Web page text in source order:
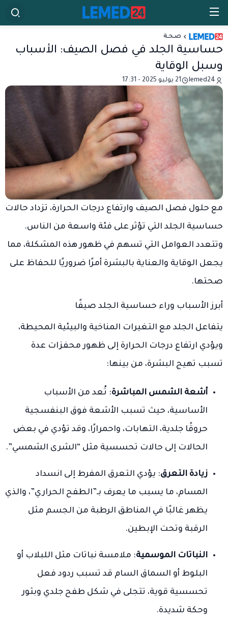
صـحـة
حساسية الجلد في فصل الصيف: الأسباب
وسبل الوقاية
lemed24 21 يوليو 2025 - 17:31
مع حلول فصل الصيف وارتفاع درجات الحرارة، تزداد حالات
حساسية الجلد التي تؤثر على فئة واسعة من الناس.
وتتعدد العوامل التي تسهم في ظهور هذه المشكلة، مما
يجعل الوقاية والعناية بالبشرة أمرًا ضروريًا للحفاظ على
صحتها.
أبرز الأسباب وراء حساسية الجلد صيفًا
يتفاعل الجلد مع التغيرات المناخية والبيئية المحيطة،
ويؤدي ارتفاع درجات الحرارة إلى ظهور محفزات عدة
تسبب تهيج البشرة، من بينها:
أشعة الشمس المباشرة: تُعد من الأسباب
الأساسية، حيث تسبب الأشعة فوق البنفسجية
حروقًا جلدية، التهابات، واحمرارًا، وقد تؤدي في بعض
الحالات إلى حالات تحسسية مثل “الشرى الشمسي”.
زيادة التعرق: يؤدي التعرق المفرط إلى انسداد
المسام، ما يسبب ما يعرف بـ”الطفح الحراري”، والذي
يظهر غالبًا في المناطق الرطبة من الجسم مثل
الرقبة وتحت الإبطين.
النباتات الموسمية: ملامسة نباتات مثل اللبلاب أو
البلوط أو السماق السام قد تسبب ردود فعل
تحسسية قوية، تتجلى في شكل طفح جلدي وبثور
وحكة شديدة.